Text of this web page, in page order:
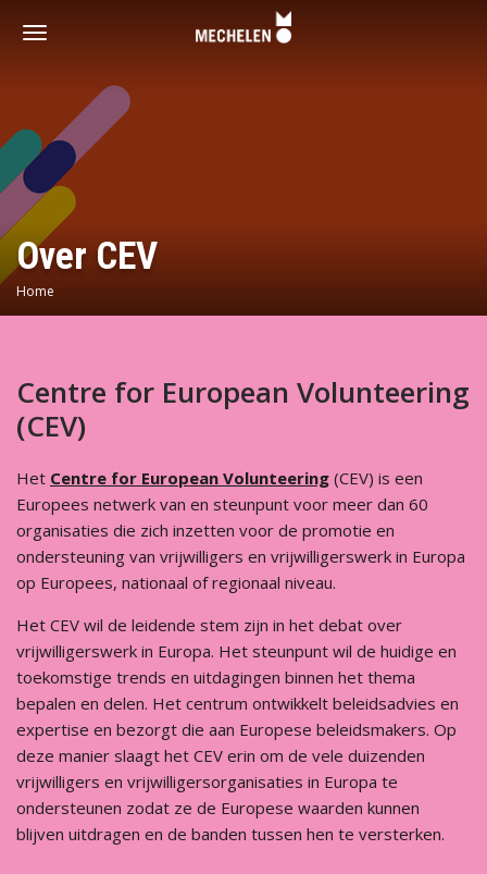
Toggle
Over CEV
Home
Centre for European Volunteering
(CEV)
Het Centre for European Volunteering (CEV) is een
Europees netwerk van en steunpunt voor meer dan 60
organisaties die zich inzetten voor de promotie en
ondersteuning van vrijwilligers en vrijwilligerswerk in Europa
op Europees, nationaal of regionaal niveau.
Het CEV wil de leidende stem zijn in het debat over
vrijwilligerswerk in Europa. Het steunpunt wil de huidige en
toekomstige trends en uitdagingen binnen het thema
bepalen en delen. Het centrum ontwikkelt beleidsadvies en
expertise en bezorgt die aan Europese beleidsmakers. Op
deze manier slaagt het CEV erin om de vele duizenden
vrijwilligers en vrijwilligersorganisaties in Europa te
ondersteunen zodat ze de Europese waarden kunnen
blijven uitdragen en de banden tussen hen te versterken.